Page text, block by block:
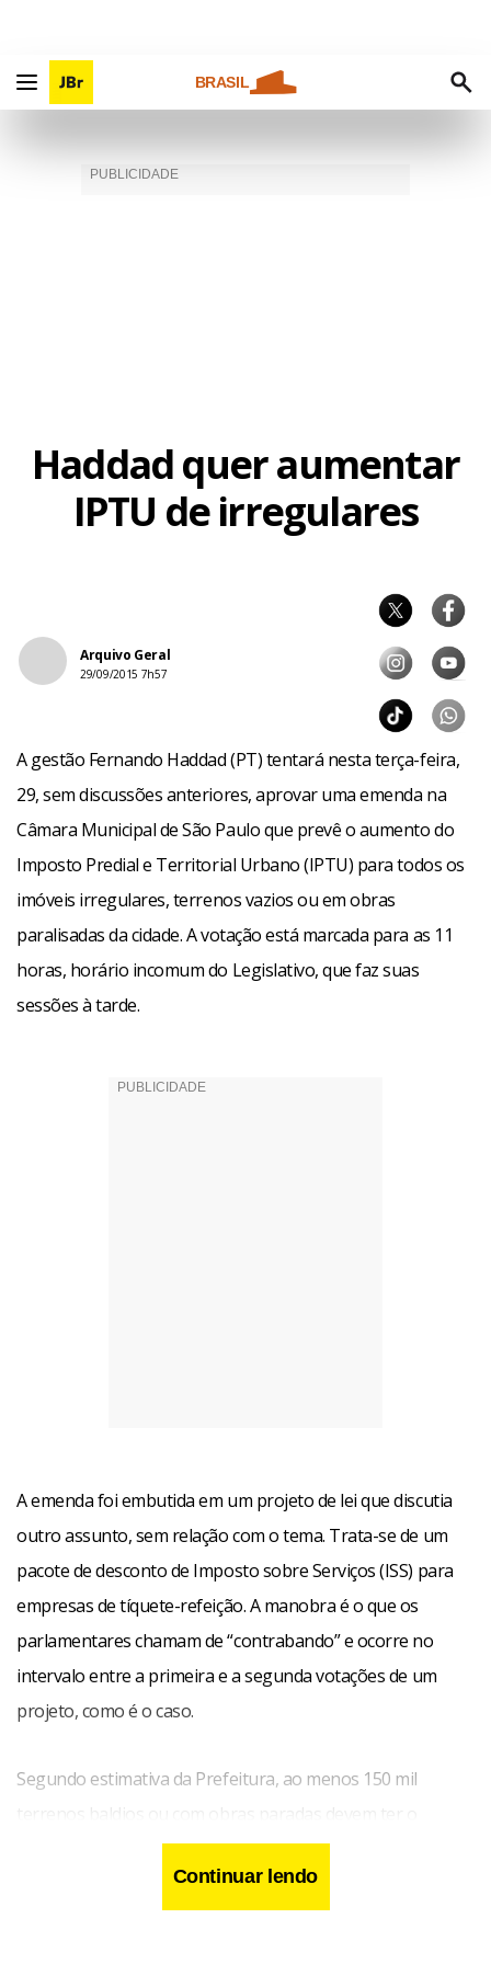
BRASIL
Haddad quer aumentar
IPTU de irregulares
Arquivo Geral
29/09/2015 7h57
A gestão Fernando Haddad (PT) tentará nesta terça-feira,
29, sem discussões anteriores, aprovar uma emenda na
Câmara Municipal de São Paulo que prevê o aumento do
Imposto Predial e Territorial Urbano (IPTU) para todos os
imóveis irregulares, terrenos vazios ou em obras
paralisadas da cidade. A votação está marcada para as 11
horas, horário incomum do Legislativo, que faz suas
sessões à tarde.
A emenda foi embutida em um projeto de lei que discutia
outro assunto, sem relação com o tema. Trata-se de um
pacote de desconto de Imposto sobre Serviços (ISS) para
empresas de tíquete-refeição. A manobra é o que os
parlamentares chamam de “contrabando” e ocorre no
intervalo entre a primeira e a segunda votações de um
projeto, como é o caso.
Segundo estimativa da Prefeitura, ao menos 150 mil
terrenos baldios ou com obras paradas devem ter o
imposto aumentado. A estimativa é de que a medida
represente uma receita extra de até R$ 200 milhões para o
Continuar lendo